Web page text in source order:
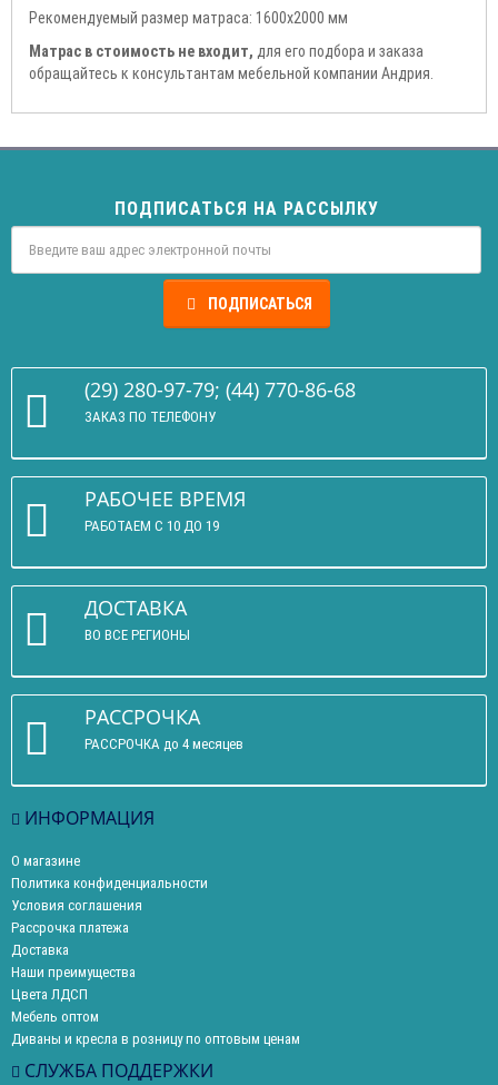
Рекомендуемый размер матраса: 1600х2000 мм
Матрас в стоимость не входит, для его подбора и заказа
обращайтесь к консультантам мебельной компании Андрия.
ПОДПИСАТЬСЯ НА РАССЫЛКУ
ПОДПИСАТЬСЯ
(29) 280-97-79; (44) 770-86-68
ЗАКАЗ ПО ТЕЛЕФОНУ
РАБОЧЕЕ ВРЕМЯ
РАБОТАЕМ С 10 ДО 19
ДОСТАВКА
ВО ВСЕ РЕГИОНЫ
РАССРОЧКА
РАССРОЧКА до 4 месяцев
ИНФОРМАЦИЯ
О магазине
Политика конфиденциальности
Условия соглашения
Рассрочка платежа
Доставка
Наши преимущества
Цвета ЛДСП
Мебель оптом
Диваны и кресла в розницу по оптовым ценам
СЛУЖБА ПОДДЕРЖКИ